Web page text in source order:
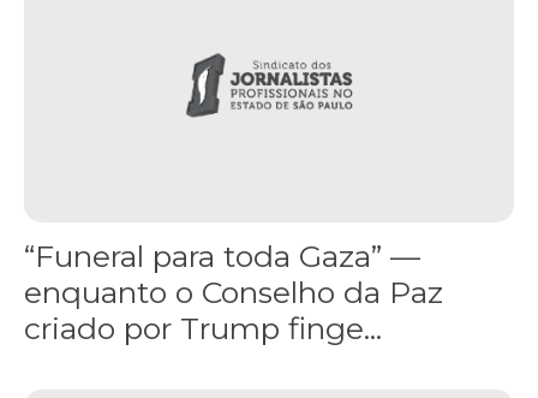
“Funeral para toda Gaza” —
enquanto o Conselho da Paz
criado por Trump finge...